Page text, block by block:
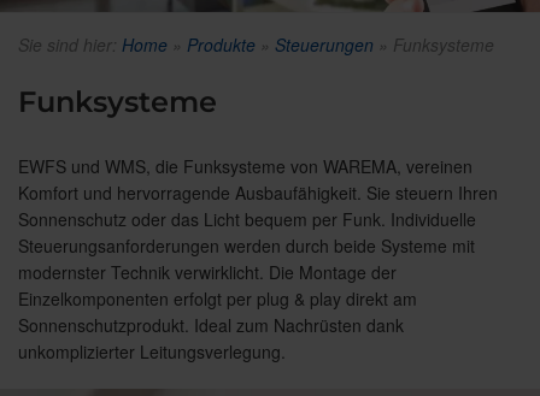
Sie sind hier: Home » Produkte » Steuerungen » Funksysteme
Funksysteme
EWFS und WMS, die Funksysteme von WAREMA, vereinen
Komfort und hervorragende Ausbaufähigkeit. Sie steuern Ihren
Sonnenschutz oder das Licht bequem per Funk. Individuelle
Steuerungsanforderungen werden durch beide Systeme mit
modernster Technik verwirklicht. Die Montage der
Einzelkomponenten erfolgt per plug & play direkt am
Sonnenschutzprodukt. Ideal zum Nachrüsten dank
unkomplizierter Leitungsverlegung.